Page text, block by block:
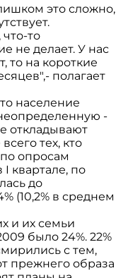
это сложно,
что-то
не делает. У нас
то на короткие
полагает
население
-
откладывают
тех, кто
опросам
квартале, по
до
(10,2% в среднем
и их семьи
было 24%. 22%
с тем,
прежнего образа